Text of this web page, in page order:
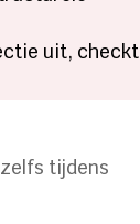
uit, checkt
tijdens